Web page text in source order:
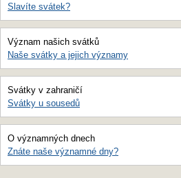
Slavíte svátek?
Význam našich svátků
Naše svátky a jejich významy
Svátky v zahraničí
Svátky u sousedů
O významných dnech
Znáte naše významné dny?